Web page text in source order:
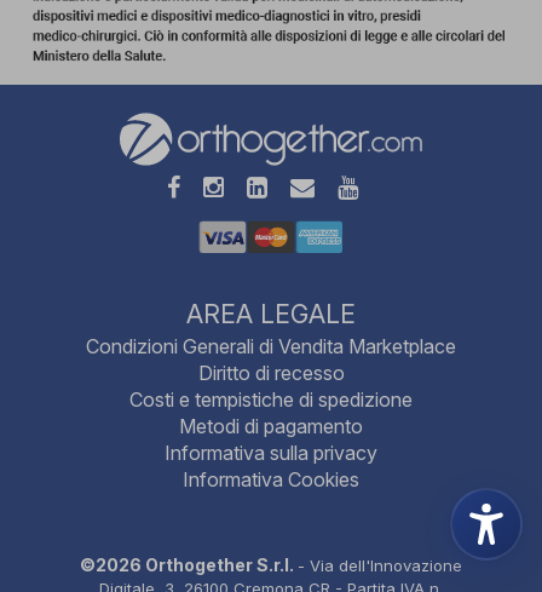
AREA LEGALE
Condizioni Generali di Vendita Marketplace
Diritto di recesso
Costi e tempistiche di spedizione
Metodi di pagamento
Informativa sulla privacy
Informativa Cookies
©2026 Orthogether S.r.l. - Via dell'Innovazione